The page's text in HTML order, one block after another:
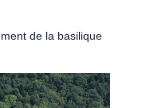
de la basilique